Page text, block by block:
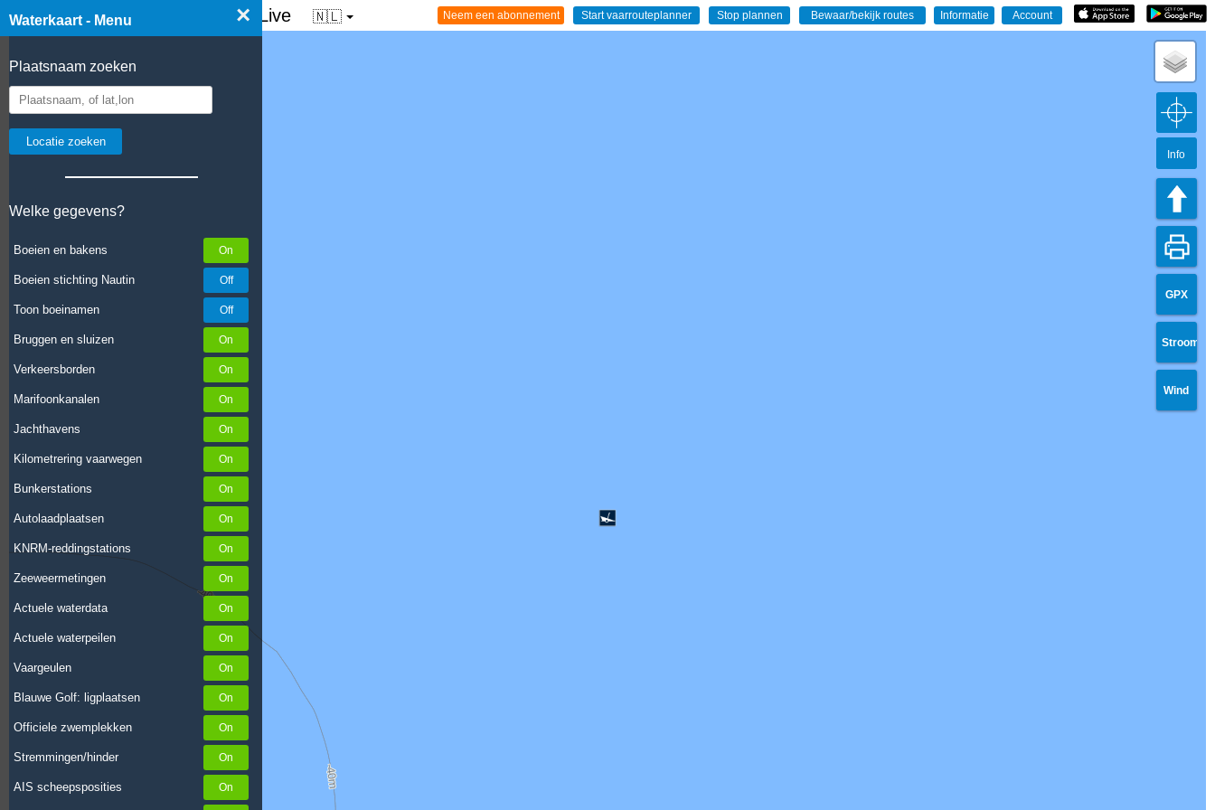
Waterkaart - Menu ×
Plaatsnaam zoeken
Welke gegevens?
Boeien en bakens
Boeien stichting Nautin
Toon boeinamen
Bruggen en sluizen
Verkeersborden
Marifoonkanalen
Jachthavens
Kilometrering vaarwegen
Bunkerstations
Autolaadplaatsen
KNRM-reddingstations
Zeeweermetingen
Actuele waterdata
Actuele waterpeilen
Vaargeulen
Blauwe Golf: ligplaatsen
Officiele zwemplekken
Stremmingen/hinder
AIS scheepsposities
☰ Waterkaart van Nederland - Live 🇳🇱
GPX
Stroom
Wind
Info